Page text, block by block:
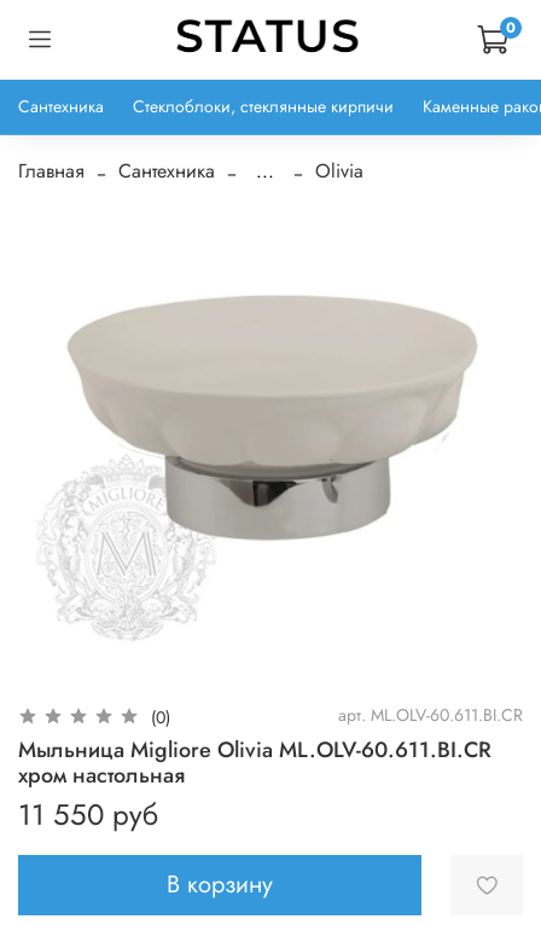
0
Сантехника Стеклоблоки, стеклянные кирпичи Каменные
Главная Сантехника ... Olivia
(0) арт. ML.OLV-60.611.BI.CR
Мыльница Migliore Olivia ML.OLV-60.611.BI.CR
хром настольная
11 550 руб
В корзину